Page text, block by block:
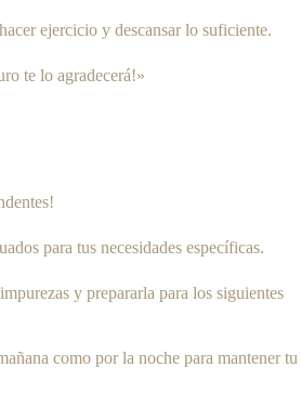
ejercicio y descansar lo suficiente.
te lo agradecerá!»
para tus necesidades específicas.
y prepararla para los siguientes
como por la noche para mantener tu